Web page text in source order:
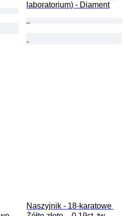
laboratorium) - Diament
Naszyjnik - 18-karatowe